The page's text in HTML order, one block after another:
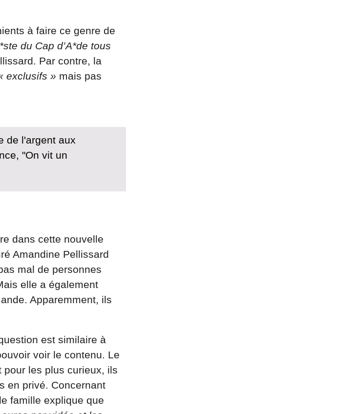
à faire ce genre de
du Cap d’A*de tous
Par contre, la
exclusifs » mais pas
de l'argent aux
"On vit un
dans cette nouvelle
Amandine Pellissard
mal de personnes
elle a également
Apparemment, ils
est similaire à
voir le contenu. Le
pour les plus curieux, ils
en privé. Concernant
famille explique que